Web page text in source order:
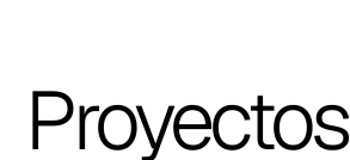
C 32CProyectos